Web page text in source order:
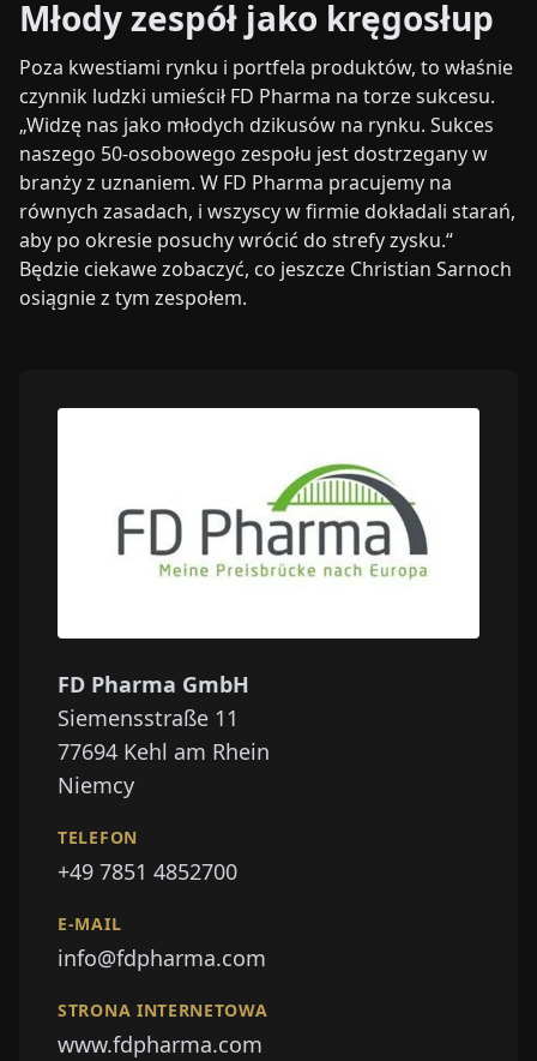
Młody zespół jako kręgosłup
Poza kwestiami rynku i portfela produktów, to właśnie
czynnik ludzki umieścił FD Pharma na torze sukcesu.
„Widzę nas jako młodych dzikusów na rynku. Sukces
naszego 50-osobowego zespołu jest dostrzegany w
branży z uznaniem. W FD Pharma pracujemy na
równych zasadach, i wszyscy w firmie dokładali starań,
aby po okresie posuchy wrócić do strefy zysku.“
Będzie ciekawe zobaczyć, co jeszcze Christian Sarnoch
osiągnie z tym zespołem.
FD Pharma GmbH
Siemensstraße 11
77694 Kehl am Rhein
Niemcy
TELEFON
+49 7851 4852700
E-MAIL
info@fdpharma.com
STRONA INTERNETOWA
www.fdpharma.com